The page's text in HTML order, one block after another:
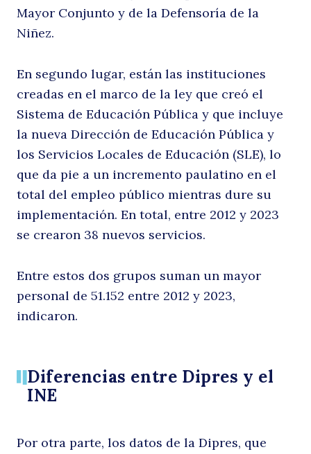
Mayor Conjunto y de la Defensoría de la
Niñez.
En segundo lugar, están las instituciones
creadas en el marco de la ley que creó el
Sistema de Educación Pública y que incluye
la nueva Dirección de Educación Pública y
los Servicios Locales de Educación (SLE), lo
que da pie a un incremento paulatino en el
total del empleo público mientras dure su
implementación. En total, entre 2012 y 2023
se crearon 38 nuevos servicios.
Entre estos dos grupos suman un mayor
personal de 51.152 entre 2012 y 2023,
indicaron.
Diferencias entre Dipres y el
INE
Por otra parte, los datos de la Dipres, que